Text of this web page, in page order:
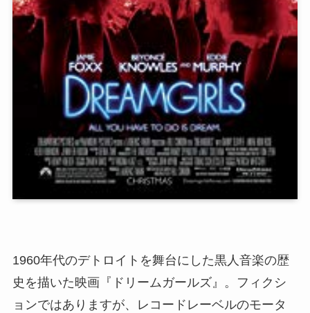
1960年代のデトロイトを舞台にした黒人音楽の歴
史を描いた映画『ドリームガールズ』。フィクシ
ョンではありますが、レコードレーベルのモータ